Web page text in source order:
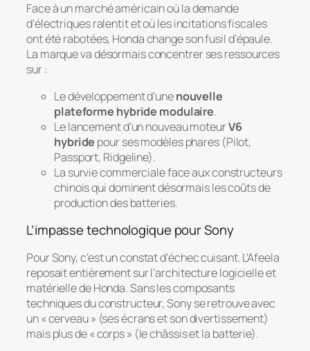
Face à un marché américain où la demande
d’électriques ralentit et où les incitations fiscales
ont été rabotées, Honda change son fusil d’épaule.
La marque va désormais concentrer ses ressources
sur :
Le développement d’unenouvelle
plateforme hybride modulaire.
Le lancement d’un nouveau moteurV6
hybride pour ses modèles phares (Pilot,
Passport, Ridgeline).
La survie commerciale face aux constructeurs
chinois qui dominent désormais les coûts de
production des batteries.
L’impasse technologique pour Sony
Pour Sony, c’est un constat d’échec cuisant. L’Afeela
reposait entièrement sur l’architecture logicielle et
matérielle de Honda. Sans les composants
techniques du constructeur, Sony se retrouve avec
un « cerveau » (ses écrans et son divertissement)
mais plus de « corps » (le châssis et la batterie).